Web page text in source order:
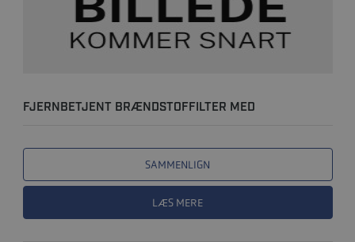
FJERNBETJENT BRÆNDSTOFFILTER MED
SAMMENLIGN
LÆS MERE